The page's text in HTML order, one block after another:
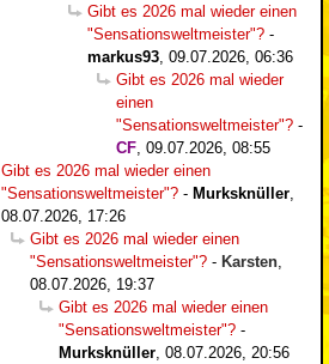
Gibt es 2026 mal wieder einen
"Sensationsweltmeister"? -
markus93 09.07.2026, 06:36
Gibt es 2026 mal wieder
einen
"Sensationsweltmeister"? -
CF 09.07.2026, 08:55
Gibt es 2026 mal wieder einen
"Sensationsweltmeister"? - Murksknüller
08.07.2026, 17:26
Gibt es 2026 mal wieder einen
"Sensationsweltmeister"? - Karsten
08.07.2026, 19:37
Gibt es 2026 mal wieder einen
"Sensationsweltmeister"? -
Murksknüller 08.07.2026, 20:56